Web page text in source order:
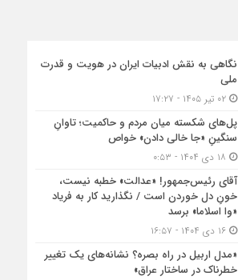
نگاهی به نقش ادبیات ایران در هویت و قدرت
ملی
۰۲ تیر ۱۴۰۵ - ۱۷:۲۷
پل‌های شکسته میان مردم و حاکمیت؛ تاوانِ
سنگینِ «جا خالی دادن» خواص
آقای رئیس‌جمهور! «عدالت» خطبه نیست،
خونِ دل خوردن است / نگذارید کار به فریاد
«وا اسلاما» برسد
۱۶ دی ۱۴۰۴ - ۱۶:۵۷
«مدل اربیل در راه بصره؟ نشانه‌های یک تغییر
خطرناک در ساختار عراق»